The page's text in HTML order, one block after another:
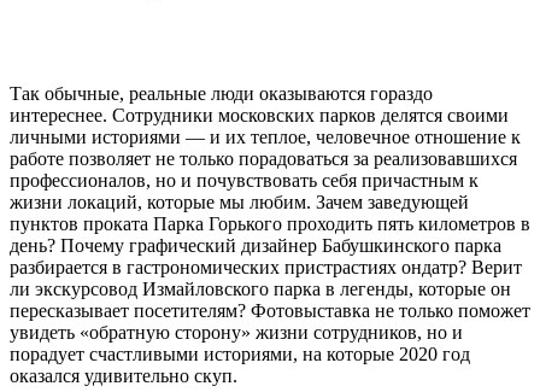
Так обычные, реальные люди оказываются гораздо
интереснее. Сотрудники московских парков делятся своими
личными историями — и их теплое, человечное отношение к
работе позволяет не только порадоваться за реализовавшихся
профессионалов, но и почувствовать себя причастным к
жизни локаций, которые мы любим. Зачем заведующей
пунктов проката Парка Горького проходить пять километров в
день? Почему графический дизайнер Бабушкинского парка
разбирается в гастрономических пристрастиях ондатр? Верит
ли экскурсовод Измайловского парка в легенды, которые он
пересказывает посетителям? Фотовыставка не только поможет
увидеть «обратную сторону» жизни сотрудников, но и
порадует счастливыми историями, на которые 2020 год
оказался удивительно скуп.